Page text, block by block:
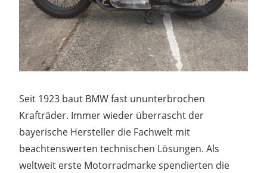
Seit 1923 baut BMW fast ununterbrochen
Krafträder. Immer wieder überrascht der
bayerische Hersteller die Fachwelt mit
beachtenswerten technischen Lösungen. Als
weltweit erste Motorradmarke spendierten die